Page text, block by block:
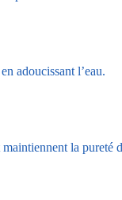
adoucissant l’eau.
la pureté